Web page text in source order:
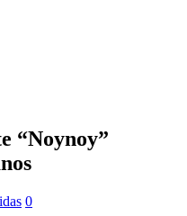
“Noynoy”
0